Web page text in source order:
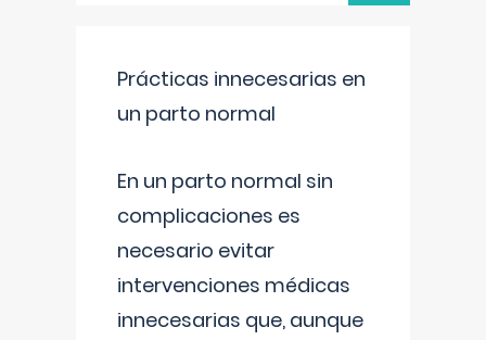
Prácticas innecesarias en
un parto normal
En un parto normal sin
complicaciones es
necesario evitar
intervenciones médicas
innecesarias que, aunque